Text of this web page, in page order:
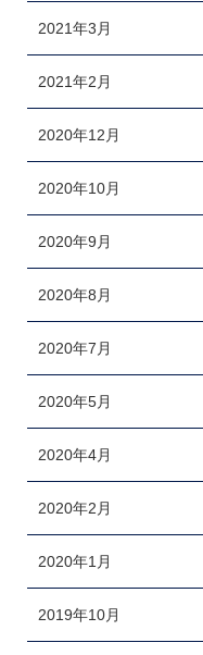
2021年3月
2021年2月
2020年12月
2020年10月
2020年9月
2020年8月
2020年7月
2020年5月
2020年4月
2020年2月
2020年1月
2019年10月